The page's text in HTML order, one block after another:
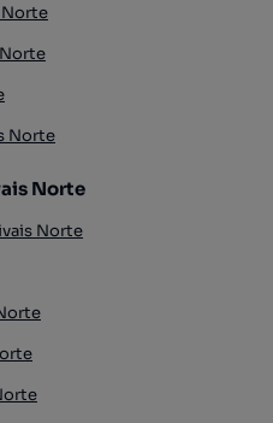
Norte
Norte
Norte
Norte